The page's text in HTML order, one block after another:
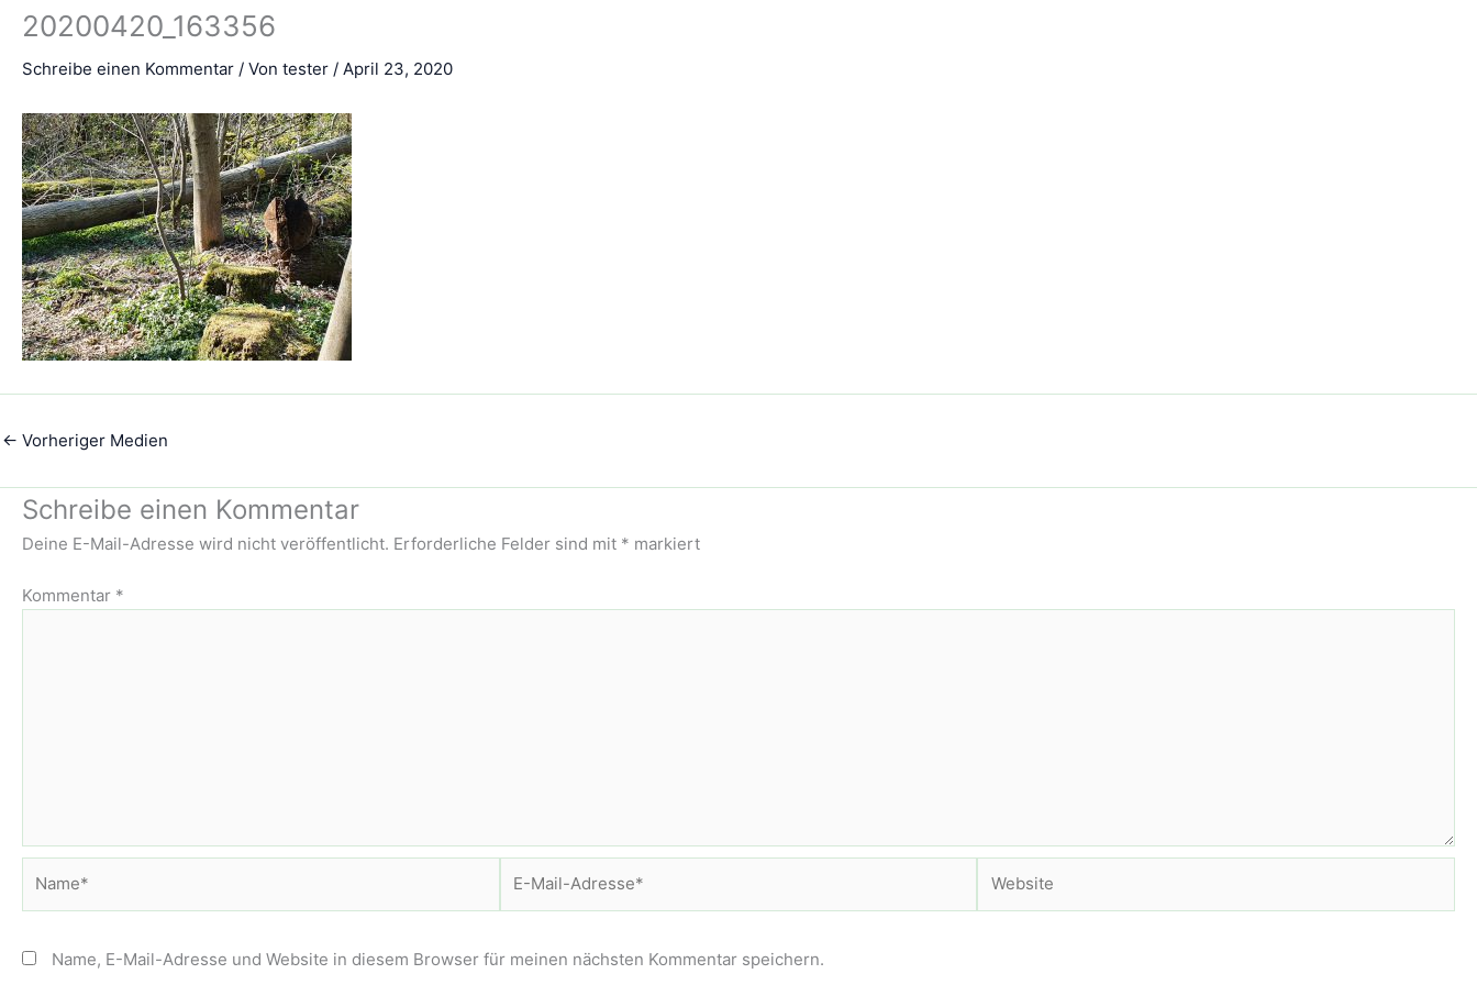
20200420_163356
Schreibe einen Kommentar / Von tester / April 23, 2020
← Vorheriger Medien
Schreibe einen Kommentar
Deine E-Mail-Adresse wird nicht veröffentlicht. Erforderliche Felder sind mit * markiert
Kommentar *
Mail-
Name, E-Mail-Adresse und Website in diesem Browser für meinen nächsten Kommentar speichern.